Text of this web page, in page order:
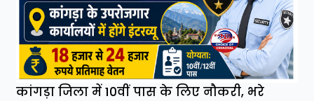
कांगड़ा जिला में 10वीं पास के लिए नौकरी, भरे